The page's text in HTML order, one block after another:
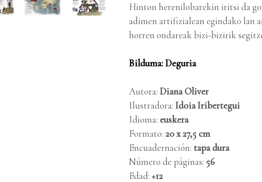
Hinton herenilobarekin iritsi da
adimen artifizialean egindako lan
horren ondareak bizi-bizirik
Bilduma: Deguria
Autora: Diana Oliver
Ilustradora: Idoia Iribertegui
Idioma: euskera
Formato: 20 x 27,5 cm
Encuadernación: tapa dura
Número de páginas: 56
Edad: +12